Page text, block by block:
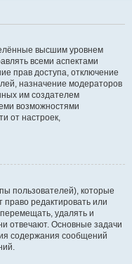
высшим уровнем
всеми аспектами
прав доступа, отключение
назначение модераторов
им создателем
возможностями
от настроек,
пользователей), которые
редактировать или
удалять и
отвечают. Основные задачи
содержания сообщений